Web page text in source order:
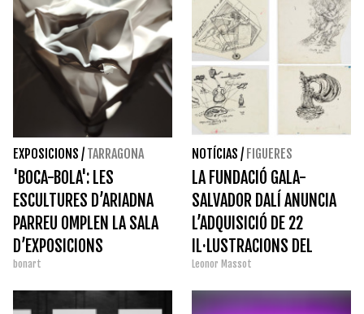
EXPOSICIONS / TARRAGONA
'BOCA-BOLA': LES
ESCULTURES D’ARIADNA
PARREU OMPLEN LA SALA
D’EXPOSICIONS
TEMPORALS DEL MAMT
bonart
NOTÍCIAS / FIGUERES
LA FUNDACIÓ GALA-
SALVADOR DALÍ ANUNCIA
L’ADQUISICIÓ DE 22
IL·LUSTRACIONS DEL
LLIBRE '50 SECRETS
MÀGICS PER A PINTAR'
Leonor Massot